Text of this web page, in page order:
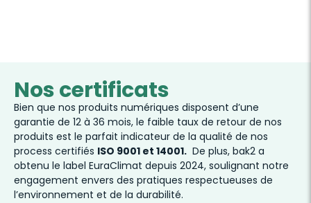
Nos certificats
Bien que nos produits numériques disposent d’une
garantie de 12 à 36 mois, le faible taux de retour de nos
produits est le parfait indicateur de la qualité de nos
process certifiés ISO 9001 et 14001. De plus, bak2 a
obtenu le label EuraClimat depuis 2024, soulignant notre
engagement envers des pratiques respectueuses de
l’environnement et de la durabilité.